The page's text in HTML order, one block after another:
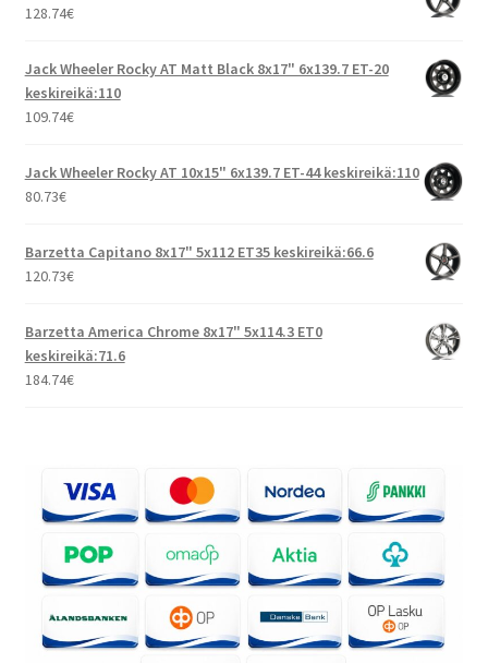
128.74€
Jack Wheeler Rocky AT Matt Black 8x17" 6x139.7 ET-20
keskireikä:110
109.74€
Jack Wheeler Rocky AT 10x15" 6x139.7 ET-44 keskireikä:110
80.73€
Barzetta Capitano 8x17" 5x112 ET35 keskireikä:66.6
120.73€
Barzetta America Chrome 8x17" 5x114.3 ET0
keskireikä:71.6
184.74€